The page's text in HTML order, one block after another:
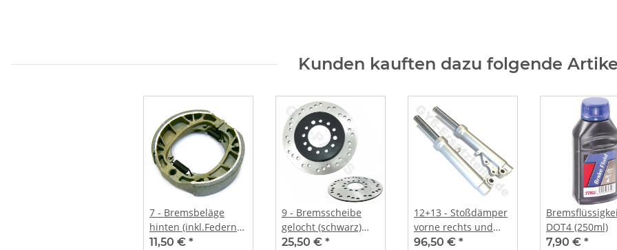
Kunden kauften dazu folgende
7 - Bremsbeläge
hinten (inkl.Federn
7.1)
11,50 € *
9 - Bremsscheibe
gelocht (schwarz)
Ø190mm
25,50 € *
12+13 - Stoßdämper
vorne rechts und
links
96,50 € *
DOT4 (250ml)
7,90 € *